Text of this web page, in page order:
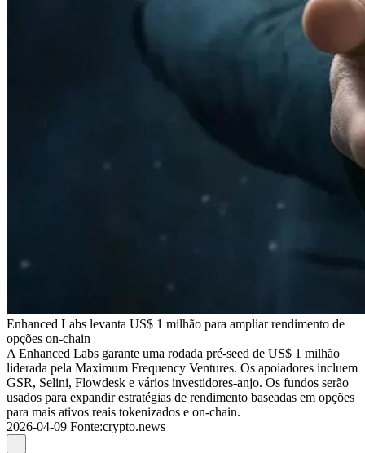
Enhanced Labs levanta US$ 1 milhão para ampliar rendimento de
opções on-chain
A Enhanced Labs garante uma rodada pré-seed de US$ 1 milhão
liderada pela Maximum Frequency Ventures. Os apoiadores incluem
GSR, Selini, Flowdesk e vários investidores-anjo. Os fundos serão
usados para expandir estratégias de rendimento baseadas em opções
para mais ativos reais tokenizados e on-chain.
2026-04-09 Fonte:crypto.news